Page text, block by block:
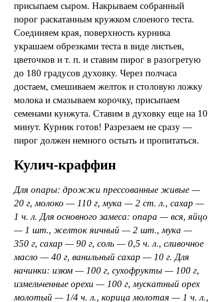
присыпаем сыром. Накрываем собранный
порог раскатанным кружком слоеного теста.
Соединяем края, поверхность курника
украшаем обрезками теста в виде листьев,
цветочков и т. п. и ставим пирог в разогретую
до 180 градусов духовку. Через полчаса
достаем, смешиваем желток и столовую ложку
молока и смазываем корочку, присыпаем
семенами кунжута. Ставим в духовку еще на 10
минут. Курник готов! Разрезаем не сразу —
пирог должен немного остыть и пропитаться.
Кулич-краффин
Для опары: дрожжи прессованные живые —
20 г, молоко — 110 г, мука — 2 ст. л., сахар —
1 ч. л. Для основного замеса: опара — вся, яйцо
— 1 шт., желток яичный — 2 шт., мука —
350 г, сахар — 90 г, соль — 0,5 ч. л., сливочное
масло — 40 г, ванильный сахар — 10 г. Для
начинки: изюм — 100 г, сухофрукты — 100 г,
измельченные орехи — 100 г, мускатный орех
молотый — 1/4 ч. л., корица молотая — 1 ч. л.,